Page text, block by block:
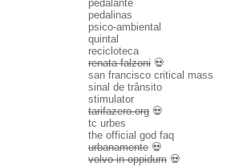
pedalante
pedalinas
psico-ambiental
quintal
recicloteca
renata falzoni 💀
san francisco critical mass
sinal de trânsito
stimulator
tarifazero.org 💀
tc urbes
the official god faq
urbanamente 💀
volvo in oppidum 💀